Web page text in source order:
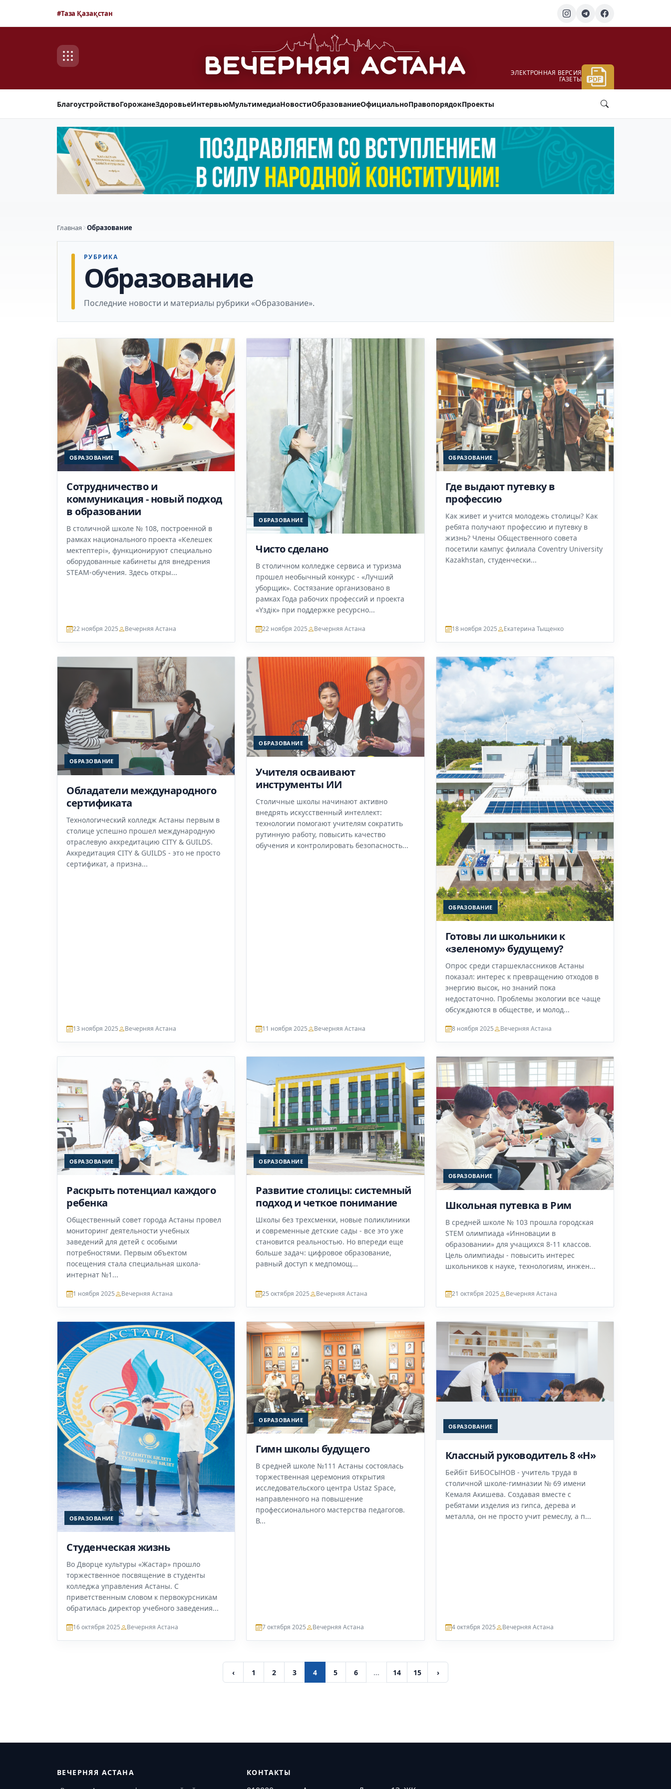
#Таза Қазақстан
ЭЛЕКТРОННАЯ ВЕРСИЯ
ГАЗЕТЫ
БлагоустройствоГорожанеЗдоровьеИнтервьюМультимедиаНовостиОбразованиеОфициальноПравопорядокПроекты
Главная Образование
РУБРИКА
Образование
Последние новости и материалы рубрики «Образование».
ОБРАЗОВАНИЕ
Сотрудничество и
коммуникация - новый подход
в образовании
В столичной школе № 108, построенной в
рамках национального проекта «Келешек
мектептері», функционируют специально
оборудованные кабинеты для внедрения
STEAM-обучения. Здесь откры...
22 ноября 2025 Вечерняя Астана
ОБРАЗОВАНИЕ
Чисто сделано
В столичном колледже сервиса и туризма
прошел необычный конкурс - «Лучший
уборщик». Состязание организовано в
рамках Года рабочих профессий и проекта
«Үздік» при поддержке ресурсно...
22 ноября 2025 Вечерняя Астана
ОБРАЗОВАНИЕ
Где выдают путевку в
профессию
Как живет и учится молодежь столицы? Как
ребята получают профессию и путевку в
жизнь? Члены Общественного совета
посетили кампус филиала Coventry University
Kazakhstan, студенчески...
18 ноября 2025 Екатерина Тыщенко
ОБРАЗОВАНИЕ
Обладатели международного
сертификата
Технологический колледж Астаны первым в
столице успешно прошел международную
отраслевую аккредитацию CITY & GUILDS.
Аккредитация CITY & GUILDS - это не просто
сертификат, а призна...
13 ноября 2025 Вечерняя Астана
ОБРАЗОВАНИЕ
Учителя осваивают
инструменты ИИ
Столичные школы начинают активно
внедрять искусственный интеллект:
технологии помогают учителям сократить
рутинную работу, повысить качество
обучения и контролировать безопасность...
11 ноября 2025 Вечерняя Астана
ОБРАЗОВАНИЕ
Готовы ли школьники к
«зеленому» будущему?
Опрос среди старшеклассников Астаны
показал: интерес к превращению отходов в
энергию высок, но знаний пока
недостаточно. Проблемы экологии все чаще
обсуждаются в обществе, и молод...
8 ноября 2025 Вечерняя Астана
ОБРАЗОВАНИЕ
Раскрыть потенциал каждого
ребенка
Общественный совет города Астаны провел
мониторинг деятельности учебных
заведений для детей с особыми
потребностями. Первым объектом
посещения стала специальная школа-
интернат №1...
1 ноября 2025 Вечерняя Астана
ОБРАЗОВАНИЕ
Развитие столицы: системный
подход и четкое понимание
Школы без трехсменки, новые поликлиники
и современные детские сады - все это уже
становится реальностью. Но впереди еще
больше задач: цифровое образование,
равный доступ к медпомощ...
25 октября 2025 Вечерняя Астана
ОБРАЗОВАНИЕ
Школьная путевка в Рим
В средней школе № 103 прошла городская
STEM олимпиада «Инновации в
образовании» для учащихся 8-11 классов.
Цель олимпиады - повысить интерес
школьников к науке, технологиям, инжен...
21 октября 2025 Вечерняя Астана
ОБРАЗОВАНИЕ
Студенческая жизнь
Во Дворце культуры «Жастар» прошло
торжественное посвящение в студенты
колледжа управления Астаны. С
приветственным словом к первокурсникам
обратилась директор учебного заведения...
16 октября 2025 Вечерняя Астана
ОБРАЗОВАНИЕ
Гимн школы будущего
В средней школе №111 Астаны состоялась
торжественная церемония открытия
исследовательского центра Ustaz Space,
направленного на повышение
профессионального мастерства педагогов.
В...
7 октября 2025 Вечерняя Астана
ОБРАЗОВАНИЕ
Классный руководитель 8 «Н»
Бейбіт БИБОСЫНОВ - учитель труда в
столичной школе-гимназии № 69 имени
Кемаля Акишева. Создавая вместе с
ребятами изделия из гипса, дерева и
металла, он не просто учит ремеслу, а п...
4 октября 2025 Вечерняя Астана
‹ 1 2 3 4 5 6 ... 14 15 ›
ВЕЧЕРНЯЯ АСТАНА КОНТАКТЫ